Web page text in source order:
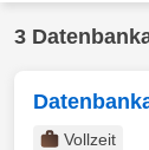
3
Vollzeit